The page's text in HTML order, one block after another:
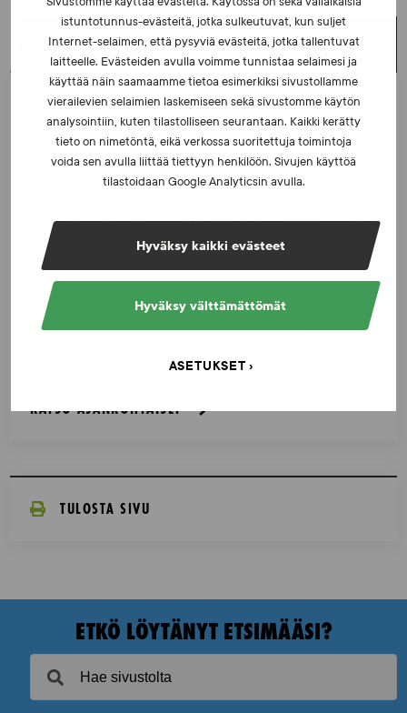
istuntotunnus-evästeitä, jotka sulkeutuvat, kun suljet
Internet-selaimen, että pysyviä evästeitä, jotka tallentuvat
laitteelle. Evästeiden avulla voimme tunnistaa selaimesi ja
käyttää näin saamaamme tietoa esimerkiksi sivustollamme
vierailevien selaimien laskemiseen sekä sivustomme käytön
analysointiin, kuten tilastolliseen seurantaan. Kaikki kerätty
tieto on nimetöntä, eikä verkossa suoritettuja toimintoja
voida sen avulla liittää tiettyyn henkilöön. Sivujen käyttöä
tilastoidaan Google Analyticsin avulla.
Hyväksy kaikki evästeet
Hyväksy välttämättömät
ASETUKSET
UUSIMMAT UUTISET
UUTISET - 5.8.2026
Iljukov SUEKin lääketieteelliseksi asiantuntijaksi
Dopingrikkomuspäätösten julkistaminen: kysymyksiä
ja vastauksia EUT:n ratkaisusta
UUTISET - 30.6.2026
KATSO AJANKOHTAISET
TULOSTA SIVU
ETKÖ LÖYTÄNYT ETSIMÄÄSI?